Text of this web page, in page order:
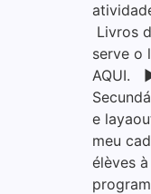
Livros
serve o
AQUI. ▶
e
meu
élèves